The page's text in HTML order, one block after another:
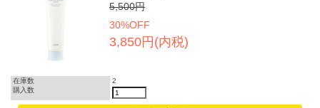
5,500円
30%OFF
3,850円(内税)
在庫数
2
購入数